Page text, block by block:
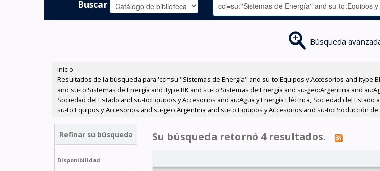
Buscar
Búsqueda
Inicio ›
Resultados de la búsqueda para 'ccl=su:"Sistemas de Energía" and su-to:Equipos y Accesorios and
and su-to:Sistemas de Energía and itype:BK and su-to:Sistemas de Energía and su-geo:Argentina and
Sociedad del Estado and su-to:Equipos y Accesorios and au:Agua y Energía Eléctrica, Sociedad del
su-to:Equipos y Accesorios and su-geo:Argentina and su-to:Equipos y Accesorios and su-to:Producción
Refinar su búsqueda
Disponibilidad
Su búsqueda retornó 4 resultados.